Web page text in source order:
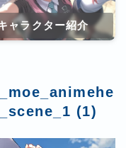
ャラクター紹介
(1)